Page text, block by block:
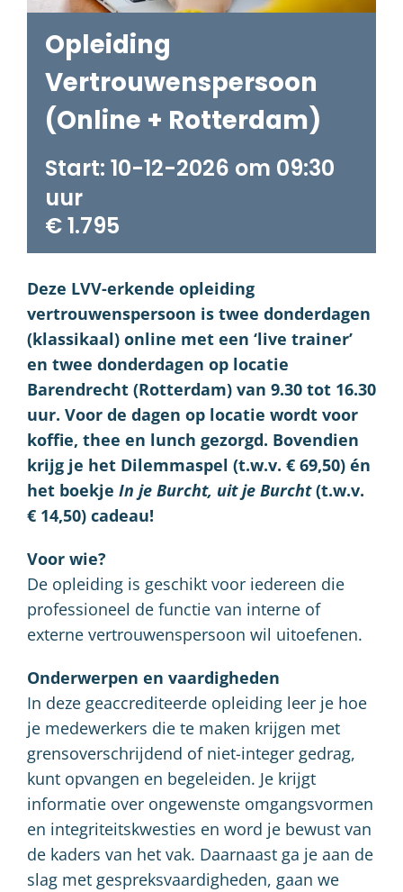
Opleiding
Vertrouwenspersoon
(Online + Rotterdam)
10-12-2026 om 09:30
€ 1.795
Deze LVV-erkende opleiding
vertrouwenspersoon is twee donderdagen
(klassikaal) online met een ‘live trainer’
en twee donderdagen op locatie
Barendrecht (Rotterdam) van 9.30 tot 16.30
uur. Voor de dagen op locatie wordt voor
koffie, thee en lunch gezorgd. Bovendien
krijg je het Dilemmaspel (t.w.v. € 69,50) én
het boekje In je Burcht, uit je Burcht(t.w.v.
€ 14,50) cadeau!
Voor wie?
De opleiding is geschikt voor iedereen die
professioneel de functie van interne of
externe vertrouwenspersoon wil uitoefenen.
Onderwerpen en vaardigheden
In deze geaccrediteerde opleiding leer je hoe
je medewerkers die te maken krijgen met
grensoverschrijdend of niet-integer gedrag,
kunt opvangen en begeleiden. Je krijgt
informatie over ongewenste omgangsvormen
en integriteitskwesties en word je bewust van
de kaders van het vak. Daarnaast ga je aan de
slag met gespreksvaardigheden, gaan we